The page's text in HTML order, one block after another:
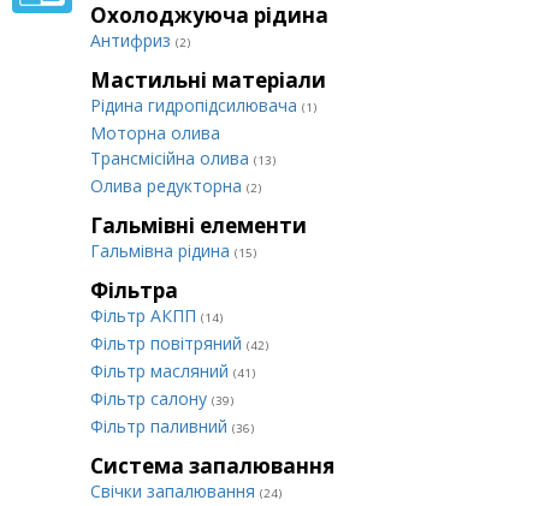
Охолоджуюча рідина
Антифриз (2)
Мастильні матеріали
Рідина гидропідсилювача (1)
Моторна олива
Трансмісійна олива (13)
Олива редукторна (2)
Гальмівні елементи
Гальмівна рідина (15)
Фільтра
Фільтр АКПП (14)
Фільтр повітряний (42)
Фільтр масляний (41)
Фільтр салону (39)
Фільтр паливний (36)
Система запалювання
Свічки запалювання (24)